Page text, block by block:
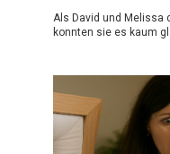
Als David und Melissa
konnten sie es kaum